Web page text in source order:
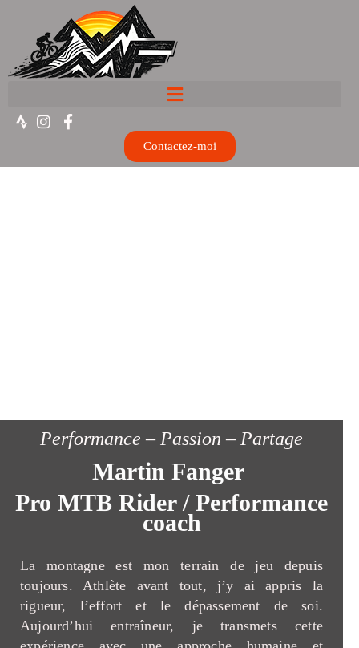
Contactez-moi
Performance – Passion – Partage
Martin Fanger
Pro MTB Rider / Performance
coach
La montagne est mon terrain de jeu depuis
toujours. Athlète avant tout, j’y ai appris la
rigueur, l’effort et le dépassement de soi.
Aujourd’hui entraîneur, je transmets cette